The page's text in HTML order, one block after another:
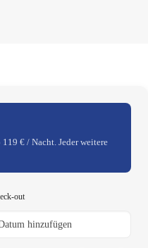
€ / Nacht. Jeder weitere
out